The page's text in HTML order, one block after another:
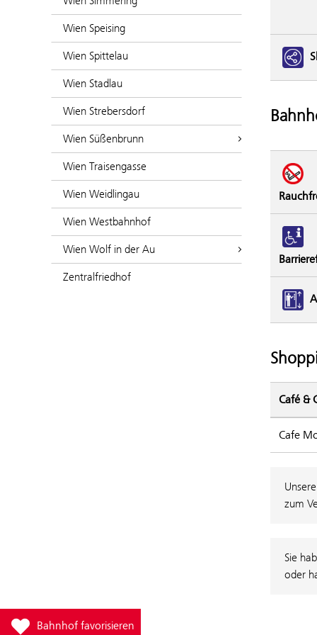
Wien Speising
Wien Spittelau
Wien Stadlau
Wien Strebersdorf
Wien Süßenbrunn
Wien Traisengasse
Wien Weidlingau
Wien Westbahnhof
Wien Wolf in der Au
Zentralfriedhof
Café &
Cafe
zum
Sie
oder
Füge Bahnhof Gersthof zur Favoritenliste hinzu
Bahnhof favorisieren